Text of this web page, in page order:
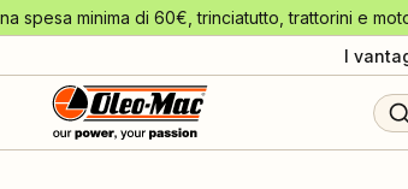
spesa minima di 60€, trinciatutto, trattorini e
I